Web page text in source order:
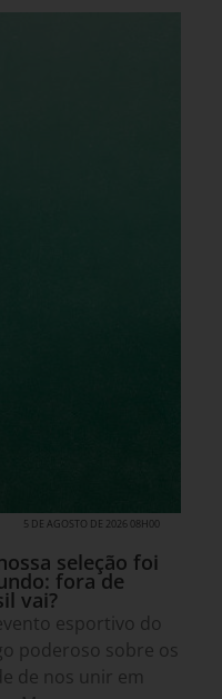
5 DE AGOSTO DE 2026 08H00
seleção foi
fora de
vai?
esportivo do
poderoso sobre os
de nos unir em